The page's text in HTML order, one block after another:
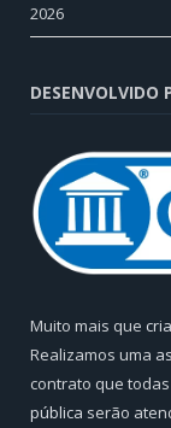
2026
DESENVOLVIDO
Muito mais que
Realizamos uma
contrato que
pública serão